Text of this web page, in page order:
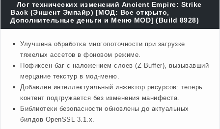
Лог технических изменений Ancient Empire: Strike
Back (Эншент Эмпайр) [МОД: Все открыто,
Дополнительные деньги и Меню MOD] (Build 8928)
Улучшена обработка многопоточности при загрузке
тяжелых ассетов в фоновом режиме.
Пофиксен баг с наложением слоев (Z-Buffer), вызывавший
мерцание текстур в мод-меню.
Добавлен интеллектуальный инжектор ресурсов: теперь
контент подгружается без изменения манифеста.
Библиотеки безопасности обновлены до актуальных
билдов OpenSSL 3.1.x.